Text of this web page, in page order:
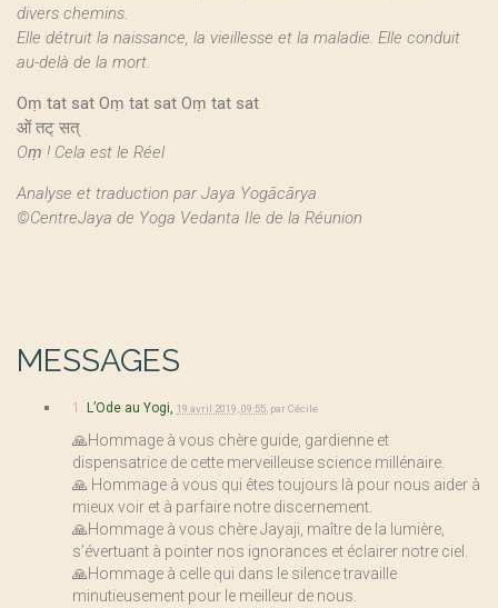
divers chemins.
Elle détruit la naissance, la vieillesse et la maladie. Elle conduit
au-delà de la mort.
Oṃ tat sat Oṃ tat sat Oṃ tat sat
ओं तट् सत्
Oṃ ! Cela est le Réel
Analyse et traduction par Jaya Yogācārya
©CentreJaya de Yoga Vedanta Ile de la Réunion
MESSAGES
1. L’Ode au Yogi, 19 avril 2019, 09:55 parCécile
🙏Hommage à vous chère guide, gardienne et
dispensatrice de cette merveilleuse science millénaire.
🙏 Hommage à vous qui êtes toujours là pour nous aider à
mieux voir et à parfaire notre discernement.
🙏Hommage à vous chère Jayaji, maître de la lumière,
s’évertuant à pointer nos ignorances et éclairer notre ciel.
🙏Hommage à celle qui dans le silence travaille
minutieusement pour le meilleur de nous.